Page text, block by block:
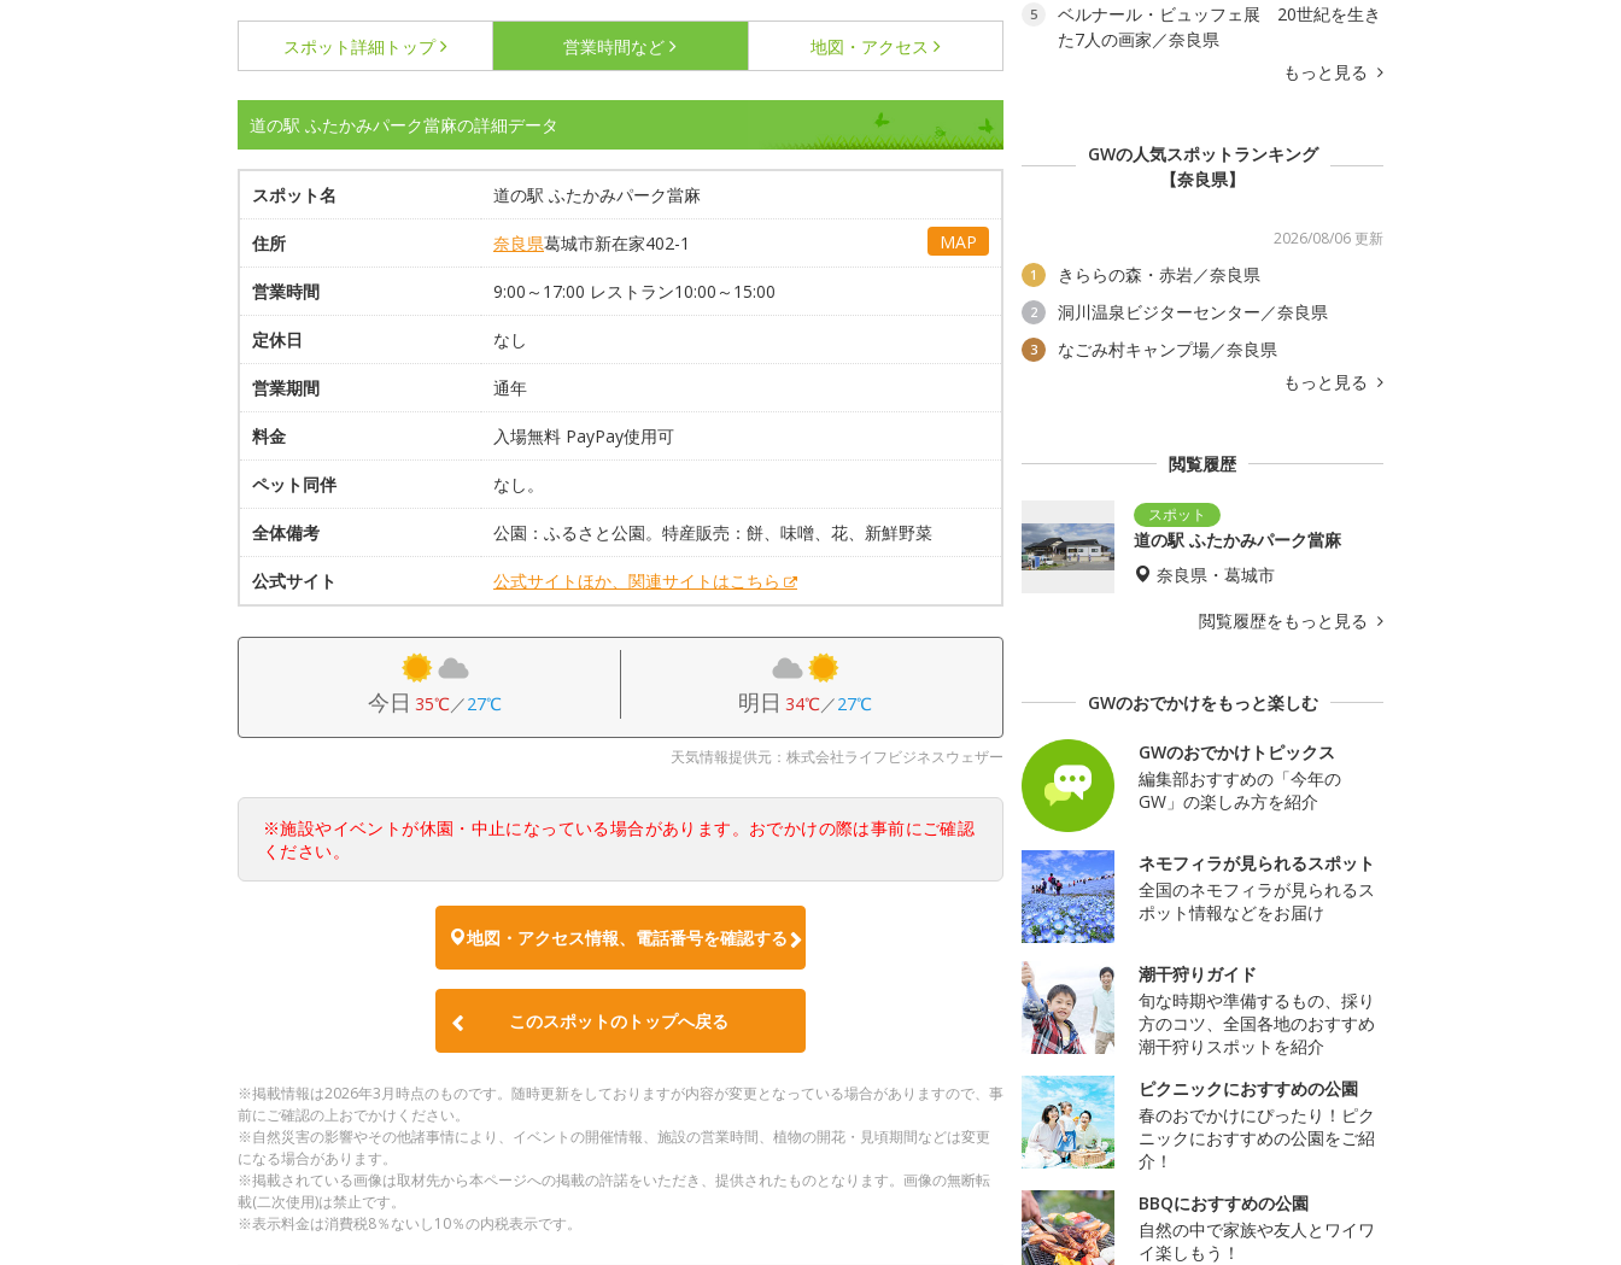
スポット詳細 トップ 営業時間など 地図・アクセス
道の駅 ふたかみパーク當麻の詳細データ
スポット名 道の駅 ふたかみパーク當麻
住所 奈良県葛城市新在家402-1 MAP
営業時間 9:00～17:00 レストラン10:00～15:00
定休日 なし
営業期間 通年
料金 入場無料 PayPay使用可
ペット同伴 なし。
全体備考 公園：ふるさと公園。特産販売：餅、味噌、花、新鮮野菜
公式サイト 公式サイトほか、関連サイトはこちら
今日 35℃／27℃ 明日 34℃／27℃
天気情報提供元：株式会社ライフビジネスウェザー
※施設やイベントが休園・中止になっている場合があります。おでかけの際は事前にご確認
ください。
地図・アクセス情報、電話番号を確認する
このスポットのトップへ戻る
※掲載情報は2026年3月時点のものです。随時更新をしておりますが内容が変更となっている場合がありますので、事
前にご確認の上おでかけください。
※自然災害の影響やその他諸事情により、イベントの開催情報、施設の営業時間、植物の開花・見頃期間などは変更
になる場合があります。
※掲載されている画像は取材先から本ページへの掲載の許諾をいただき、提供されたものとなります。画像の無断転
載(二次使用)は禁止です。
※表示料金は消費税8％ないし10％の内税表示です。
5
ベルナール・ビュッフェ展 20世紀を生き
た7人の画家／奈良県
もっと見る
GWの人気スポットランキング
【奈良県】
2026/08/06 更新
1 きららの森・赤岩／奈良県
2 洞川温泉ビジターセンター／奈良県
3
なごみ村キャンプ場／奈良県
もっと見る
閲覧履歴
道の駅 ふたかみパーク當麻
奈良県・葛城市
閲覧履歴をもっと見る
GWのおでかけをもっと楽しむ
GWのおでかけトピックス
編集部おすすめの「今年の
GW」の楽しみ方を紹介
ネモフィラが見られるスポット
全国のネモフィラが見られるス
ポット情報などをお届け
潮干狩りガイド
旬な時期や準備するもの、採り
方のコツ、全国各地のおすすめ
潮干狩りスポットを紹介
ピクニックにおすすめの公園
春のおでかけにぴったり！ピク
ニックにおすすめの公園をご紹
介！
BBQにおすすめの公園
自然の中で家族や友人とワイワ
イ楽しもう！